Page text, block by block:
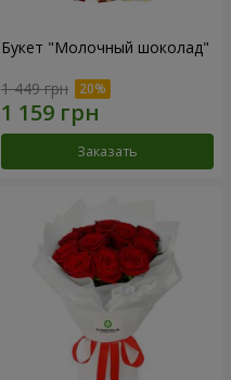
Букет "Молочный шоколад"
1 449 грн
Заказать